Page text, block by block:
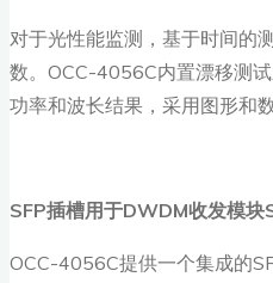
新闻
对于光性能监测，基于时间的
数。OCC-4056C内置漂移测
功率和波长结果，采用图形和数
SFP插槽用于DWDM收发模块
OCC-4056C提供一个集成的